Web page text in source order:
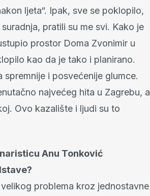
ljeta“. Ipak, sve se poklopilo,
pratili su me svi. Kako je
prostor Doma Zvonimir u
kao da je tako i planirano.
i posvećenije glumce.
najvećeg hita u Zagrebu, a
Ovo kazalište i ljudi su to
Anu Tonković
problema kroz jednostavne